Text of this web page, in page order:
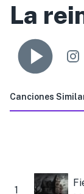
La
Canciones
1